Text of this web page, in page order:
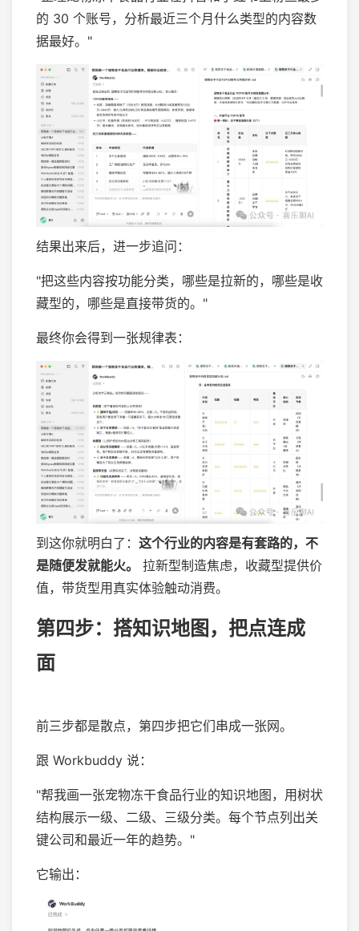
的 30 个账号，分析最近三个月什么类型的内容数
据最好。"
结果出来后，进一步追问：
"把这些内容按功能分类，哪些是拉新的，哪些是收
藏型的，哪些是直接带货的。"
最终你会得到一张规律表：
到这你就明白了： 这个行业的内容是有套路的，不
是随便发就能火。
拉新型制造焦虑，收藏型提供价
值，带货型用真实体验触动消费。
第四步：搭知识地图，把点连成
面
前三步都是散点，第四步把它们串成一张网。
跟 Workbuddy 说：
"帮我画一张宠物冻干食品行业的知识地图，用树状
结构展示一级、二级、三级分类。每个节点列出关
键公司和最近一年的趋势。"
它输出：